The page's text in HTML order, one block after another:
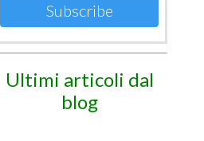
Subscribe
Ultimi articoli dal
blog